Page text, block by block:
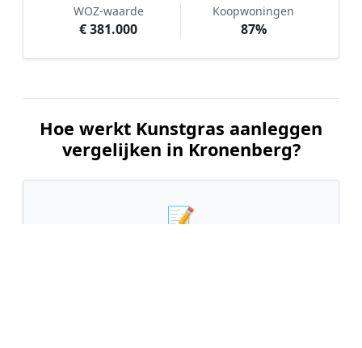
WOZ-waarde
€ 381.000
Koopwoningen
87%
Hoe werkt Kunstgras aanleggen
vergelijken in Kronenberg?
📝